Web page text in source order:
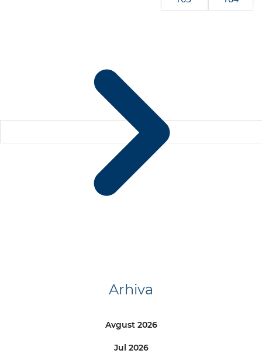
Arhiva
Avgust 2026
Jul 2026